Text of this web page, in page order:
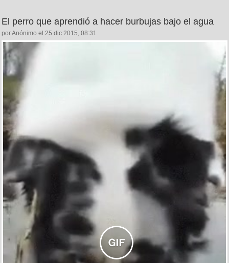
El perro que aprendió a hacer burbujas bajo el agua
por Anónimo el 25 dic 2015, 08:31